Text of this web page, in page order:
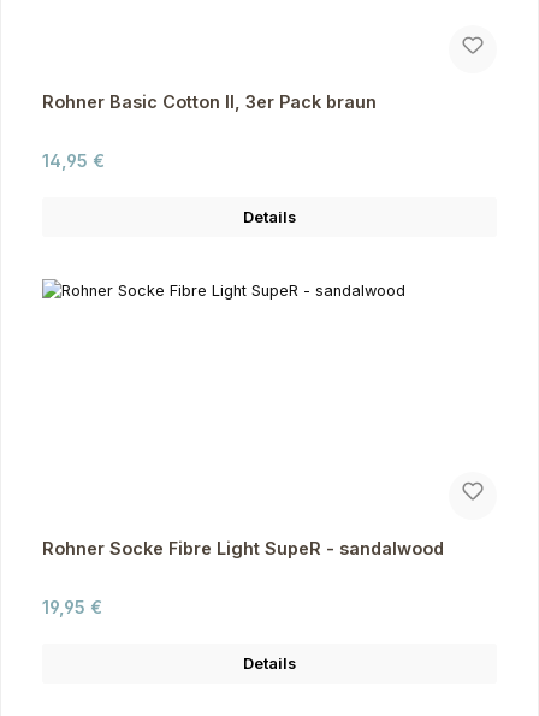
Rohner Basic Cotton II, 3er Pack braun
Regulärer Preis:
14,95 €
Details
Rohner Socke Fibre Light SupeR - sandalwood
Regulärer Preis:
19,95 €
Details